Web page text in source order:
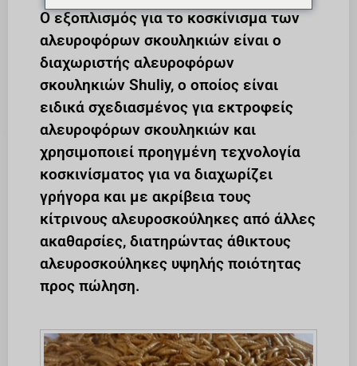
Ο εξοπλισμός για το κοσκίνισμα των
αλευροφόρων σκουληκιών είναι ο
διαχωριστής αλευροφόρων
σκουληκιών Shuliy, ο οποίος είναι
ειδικά σχεδιασμένος για εκτροφείς
αλευροφόρων σκουληκιών και
χρησιμοποιεί προηγμένη τεχνολογία
κοσκινίσματος για να διαχωρίζει
γρήγορα και με ακρίβεια τους
κίτρινους αλευροσκούληκες από άλλες
ακαθαρσίες, διατηρώντας άθικτους
αλευροσκούληκες υψηλής ποιότητας
προς πώληση.